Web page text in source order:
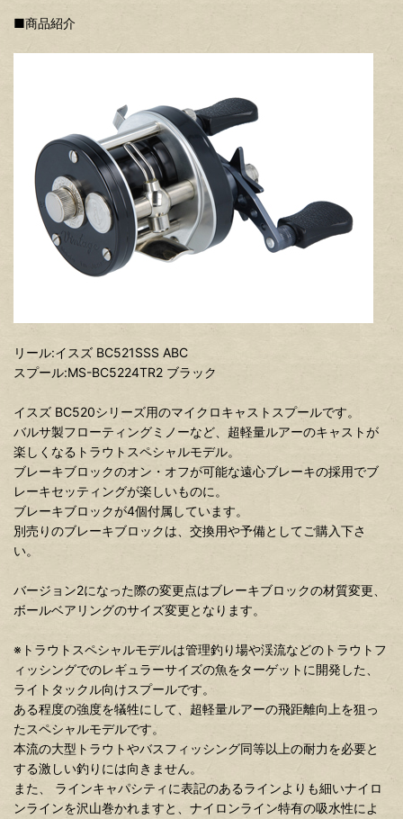
■商品紹介
リール:イスズ BC521SSS ABC
スプール:MS-BC5224TR2 ブラック
イスズ BC520シリーズ用のマイクロキャストスプールです。
バルサ製フローティングミノーなど、超軽量ルアーのキャストが
楽しくなるトラウトスペシャルモデル。
ブレーキブロックのオン・オフが可能な遠心ブレーキの採用でブ
レーキセッティングが楽しいものに。
ブレーキブロックが4個付属しています。
別売りのブレーキブロックは、交換用や予備としてご購入下さ
い。
バージョン2になった際の変更点はブレーキブロックの材質変更、
ボールベアリングのサイズ変更となります。
※トラウトスペシャルモデルは管理釣り場や渓流などのトラウトフ
ィッシングでのレギュラーサイズの魚をターゲットに開発した、
ライトタックル向けスプールです。
ある程度の強度を犠牲にして、超軽量ルアーの飛距離向上を狙っ
たスペシャルモデルです。
本流の大型トラウトやバスフィッシング同等以上の耐力を必要と
する激しい釣りには向きません。
また、 ラインキャパシティに表記のあるラインよりも細いナイロ
ンラインを沢山巻かれますと、ナイロンライン特有の吸水性によ